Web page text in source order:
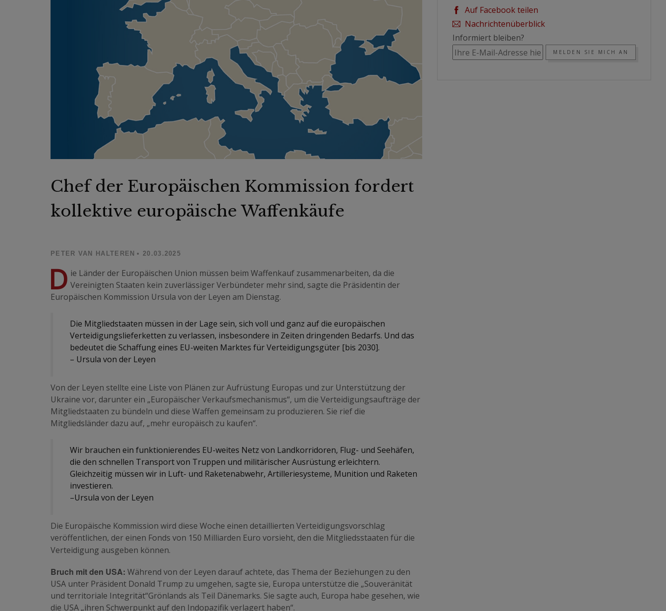
Chef der Europäischen Kommission fordert
kollektive europäische Waffenkäufe
PETER VAN HALTEREN • 20.03.2025
D ie Länder der Europäischen Union müssen beim Waffenkauf zusammenarbeiten, da die
Vereinigten Staaten kein zuverlässiger Verbündeter mehr sind, sagte die Präsidentin der
Europäischen Kommission Ursula von der Leyen am Dienstag.
Die Mitgliedstaaten müssen in der Lage sein, sich voll und ganz auf die europäischen
Verteidigungslieferketten zu verlassen, insbesondere in Zeiten dringenden Bedarfs. Und das
bedeutet die Schaffung eines EU-weiten Marktes für Verteidigungsgüter [bis 2030].
– Ursula von der Leyen
Von der Leyen stellte eine Liste von Plänen zur Aufrüstung Europas und zur Unterstützung der
Ukraine vor, darunter ein „Europäischer Verkaufsmechanismus“, um die Verteidigungsaufträge der
Mitgliedstaaten zu bündeln und diese Waffen gemeinsam zu produzieren. Sie rief die
Mitgliedsländer dazu auf, „mehr europäisch zu kaufen“.
Wir brauchen ein funktionierendes EU-weites Netz von Landkorridoren, Flug- und Seehäfen,
die den schnellen Transport von Truppen und militärischer Ausrüstung erleichtern.
Gleichzeitig müssen wir in Luft- und Raketenabwehr, Artilleriesysteme, Munition und Raketen
investieren.
–Ursula von der Leyen
Die Europäische Kommission wird diese Woche einen detaillierten Verteidigungsvorschlag
veröffentlichen, der einen Fonds von 150 Milliarden Euro vorsieht, den die Mitgliedsstaaten für die
Verteidigung ausgeben können.
Bruch mit den USA: Während von der Leyen darauf achtete, das Thema der Beziehungen zu den
USA unter Präsident Donald Trump zu umgehen, sagte sie, Europa unterstütze die „Souveränität
und territoriale Integrität“Grönlands als Teil Dänemarks. Sie sagte auch, Europa habe gesehen, wie
die USA „ihren Schwerpunkt auf den Indopazifik verlagert haben“.
Auf Facebook teilen
Nachrichtenüberblick
Informiert bleiben?
MELDEN SIE MICH AN